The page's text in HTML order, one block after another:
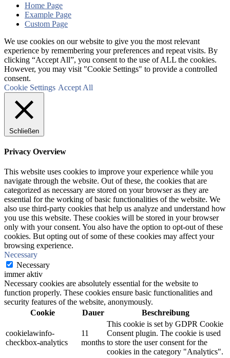
Home Page
Example Page
Custom Page
We use cookies on our website to give you the most relevant
experience by remembering your preferences and repeat visits. By
clicking “Accept All”, you consent to the use of ALL the cookies.
However, you may visit "Cookie Settings" to provide a controlled
consent.
Cookie Settings Accept All
Schließen
Privacy Overview
This website uses cookies to improve your experience while you
navigate through the website. Out of these, the cookies that are
categorized as necessary are stored on your browser as they are
essential for the working of basic functionalities of the website. We
also use third-party cookies that help us analyze and understand how
you use this website. These cookies will be stored in your browser
only with your consent. You also have the option to opt-out of these
cookies. But opting out of some of these cookies may affect your
browsing experience.
Necessary
Necessary
immer aktiv
Necessary cookies are absolutely essential for the website to
function properly. These cookies ensure basic functionalities and
security features of the website, anonymously.
Cookie
Dauer Beschreibung
cookielawinfo-
checkbox-analytics
11
months
This cookie is set by GDPR Cookie
Consent plugin. The cookie is used
to store the user consent for the
cookies in the category "Analytics".